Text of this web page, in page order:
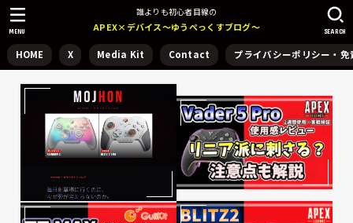
誰よりも初心者目線の
APEX×デバイス～ゆうぺっくすブログ～
HOME X Media Kit Contact プライバシーポリシー・免
SEARCH
MENU